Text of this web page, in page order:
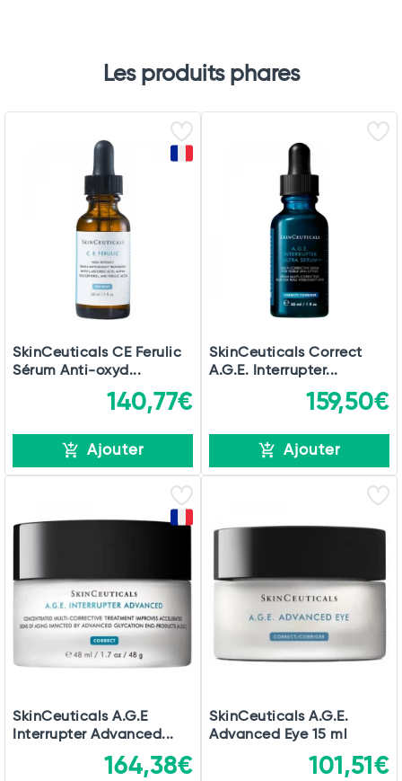
Les produits phares
SkinCeuticals CE Ferulic
Sérum Anti-oxyd...
140,77€
Ajouter
SkinCeuticals Correct
A.G.E. Interrupter...
159,50€
Ajouter
SkinCeuticals A.G.E
Interrupter Advanced...
164,38€
SkinCeuticals A.G.E.
Advanced Eye 15 ml
101,51€